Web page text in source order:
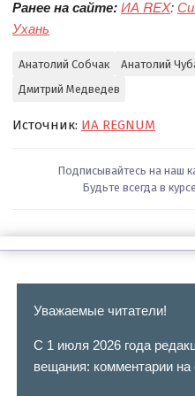
Ранее на сайте:ИА REX:
Ухань
Анатолий Собчак Анатолий
Дмитрий Медведев
Источник: ИА REGNUM
Подписывайтесь на наш
Будьте всегда в
Уважаемые читатели!
С 1 июля 2026 года
вещания: комментарии